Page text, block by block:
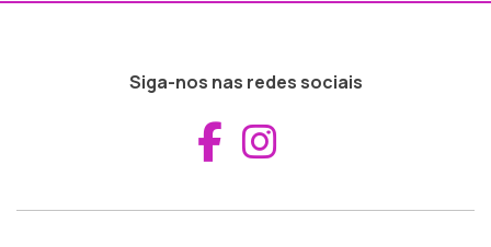
Siga-nos nas redes sociais
Aceder ao